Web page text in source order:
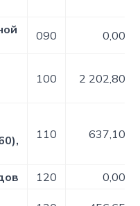
090 0,00
100 2 202,80
110 637,10
120 0,00